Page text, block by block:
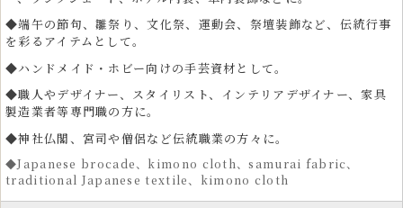
◆端午の節句、雛祭り、文化祭、運動会、祭壇装飾など、伝統行事
を彩るアイテムとして。
◆ハンドメイド・ホビー向けの手芸資材として。
◆職人やデザイナー、スタイリスト、インテリアデザイナー、家具
製造業者等専門職の方に。
◆神社仏閣、宮司や僧侶など伝統職業の方々に。
◆Japanese brocade、kimono cloth、samurai fabric、
traditional Japanese textile、kimono cloth